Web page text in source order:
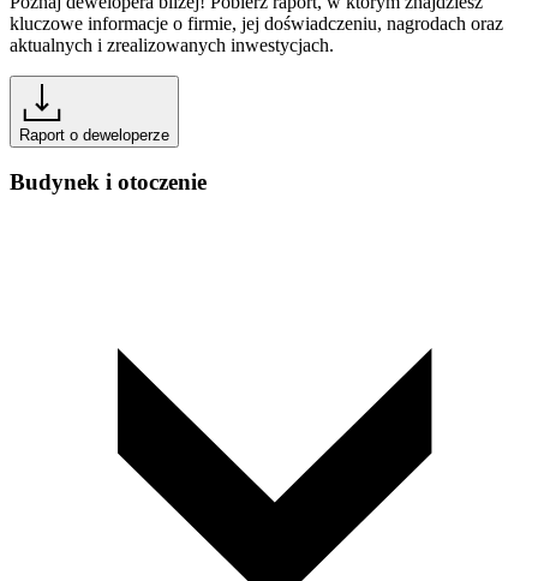
kluczowe informacje o firmie, jej doświadczeniu, nagrodach oraz
aktualnych i zrealizowanych inwestycjach.
Raport o deweloperze
Budynek i otoczenie